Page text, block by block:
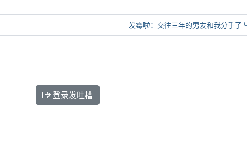
发霉啦：交往三年的男友和我分手了
登录发吐槽